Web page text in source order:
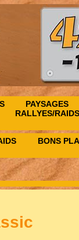
PAYSAGES
RALLYES/RAIDS
BONS